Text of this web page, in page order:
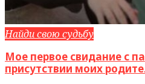
Найди свою судьбу
Мое первое свидание с
присутствии моих